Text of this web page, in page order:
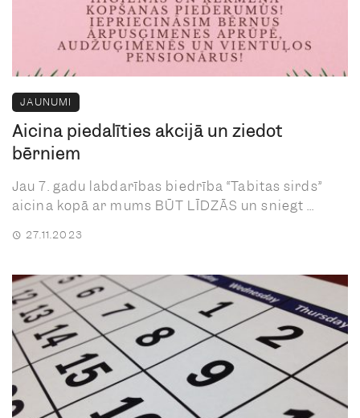
JAUNUMI
Aicina piedalīties akcijā un ziedot
bērniem
Jau 7. gadu labdarības biedrība “Tabitas sirds”
aicina kopā ar mums BŪT LĪDZĀS un sniegt ...
27.11.2023